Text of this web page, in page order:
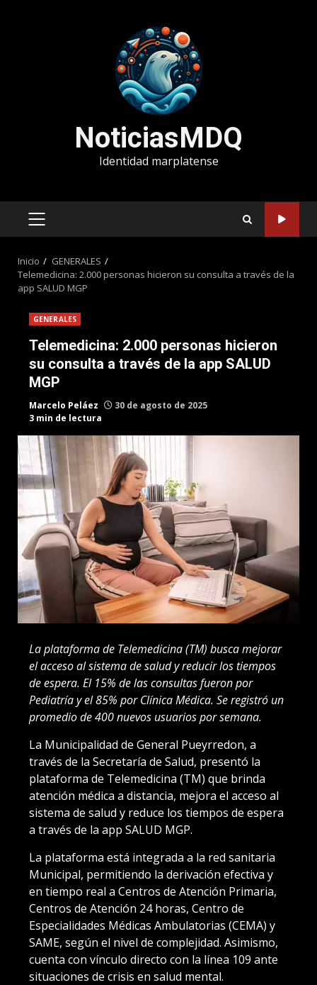
NoticiasMDQ
Identidad marplatense
MENÚ
Inicio
GENERALES
Telemedicina: 2.000 personas hicieron su consulta a través de la
app SALUD MGP
GENERALES
Telemedicina: 2.000 personas hicieron
su consulta a través de la app SALUD
MGP
Marcelo Peláez
30 de agosto de 2025
3 min de lectura
La plataforma de Telemedicina (TM) busca mejorar
el acceso al sistema de salud y reducir los tiempos
de espera. El 15% de las consultas fueron por
Pediatría y el 85% por Clínica Médica. Se registró un
promedio de 400 nuevos usuarios por semana.
La Municipalidad de General Pueyrredon, a
través de la Secretaría de Salud, presentó la
plataforma de Telemedicina (TM) que brinda
atención médica a distancia, mejora el acceso al
sistema de salud y reduce los tiempos de espera
a través de la app SALUD MGP.
La plataforma está integrada a la red sanitaria
Municipal, permitiendo la derivación efectiva y
en tiempo real a Centros de Atención Primaria,
Centros de Atención 24 horas, Centro de
Especialidades Médicas Ambulatorias (CEMA) y
SAME, según el nivel de complejidad. Asimismo,
cuenta con vínculo directo con la línea 109 ante
situaciones de crisis en salud mental.